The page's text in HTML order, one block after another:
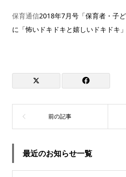
保育通信2018年7月号「保育者・子
に「怖いドキドキと嬉しいドキドキ
最近のお知らせ一覧